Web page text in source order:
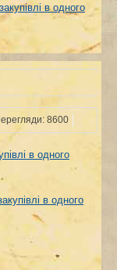
в одного
8600
в одного
в одного